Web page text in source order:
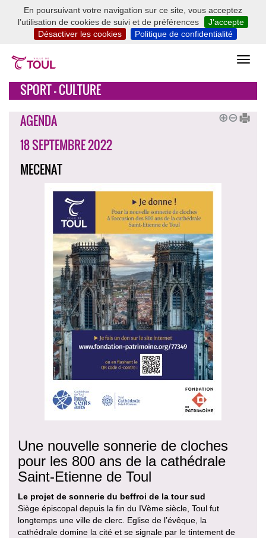
En poursuivant votre navigation sur ce site, vous acceptez
l’utilisation de cookies de suivi et de préférences
J’accepte
Désactiver les cookies
Politique de confidentialité
SPORT - CULTURE
AGENDA
18 SEPTEMBRE 2022
MECENAT
Une nouvelle sonnerie de cloches
pour les 800 ans de la cathédrale
Saint-Etienne de Toul
Le projet de sonnerie du beffroi de la tour sud
Siège épiscopal depuis la fin du IVème siècle, Toul fut
longtemps une ville de clerc. Eglise de l’évêque, la
cathédrale domine la cité et se signale par le tintement de